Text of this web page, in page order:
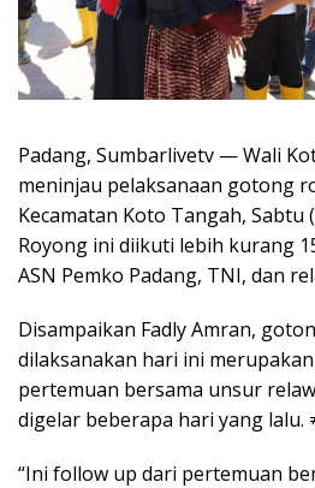
Padang, Sumbarlivetv — Wali
meninjau pelaksanaan gotong
Kecamatan Koto Tangah, Sabtu
Royong ini diikuti lebih kurang
ASN Pemko Padang, TNI, dan
Disampaikan Fadly Amran,
dilaksanakan hari ini
pertemuan bersama unsur
digelar beberapa hari yang lalu.
“Ini follow up dari pertemuan